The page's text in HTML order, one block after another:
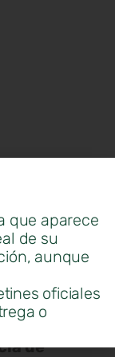
,
el curso
de
que aparece
de su
aunque
oficiales
o